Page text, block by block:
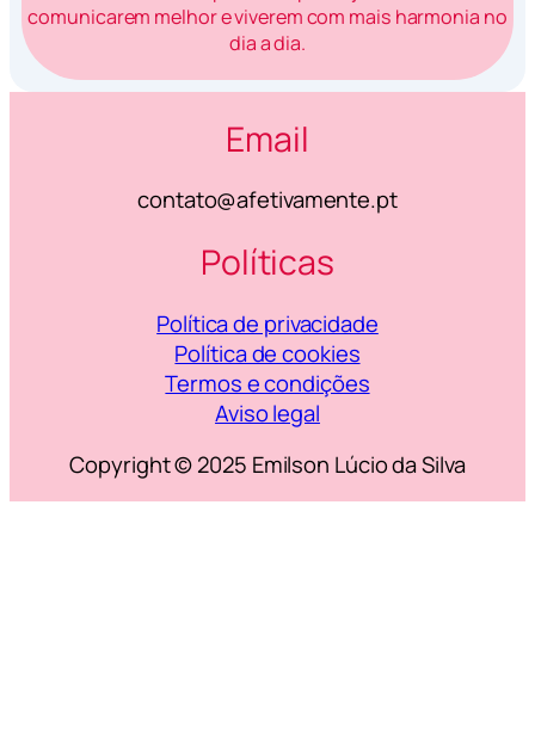
comunicarem melhor e viverem com mais harmonia no
dia a dia.
Email
contato@afetivamente.pt
Políticas
Política de privacidade
Política de cookies
Termos e condições
Aviso legal
Copyright © 2025 Emilson Lúcio da Silva